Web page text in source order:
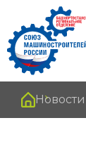
Новости